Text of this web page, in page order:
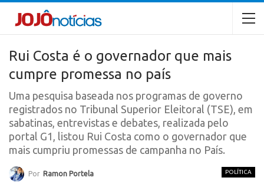
Rui Costa é o governador que mais
cumpre promessa no país
Uma pesquisa baseada nos programas de governo
registrados no Tribunal Superior Eleitoral (TSE), em
sabatinas, entrevistas e debates, realizada pelo
portal G1, listou Rui Costa como o governador que
mais cumpriu promessas de campanha no País.
POLÍTICA
Por Ramon Portela